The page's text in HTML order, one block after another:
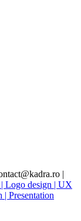
|
Logo design | UX
| Presentation